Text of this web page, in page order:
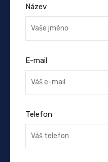
Název
E-mail
Telefon